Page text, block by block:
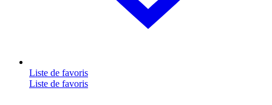
Liste de favoris